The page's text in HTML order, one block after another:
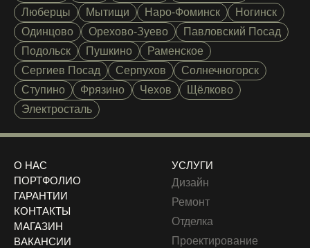
Люберцы
Мытищи Наро-Фоминск
Ногинск
Одинцово
Орехово-Зуево
Павловский Посад
Подольск
Пушкино
Раменское
Сергиев Посад
Серпухов
Солнечногорск
Ступино
Фрязино Чехов
Щёлково
Электросталь
О НАС
ПОРТФОЛИО
ГАРАНТИИ
КОНТАКТЫ
МАГАЗИН
ВАКАНСИИ
УСЛУГИ
Дизайн
Ремонт
Отделка
Проектирование